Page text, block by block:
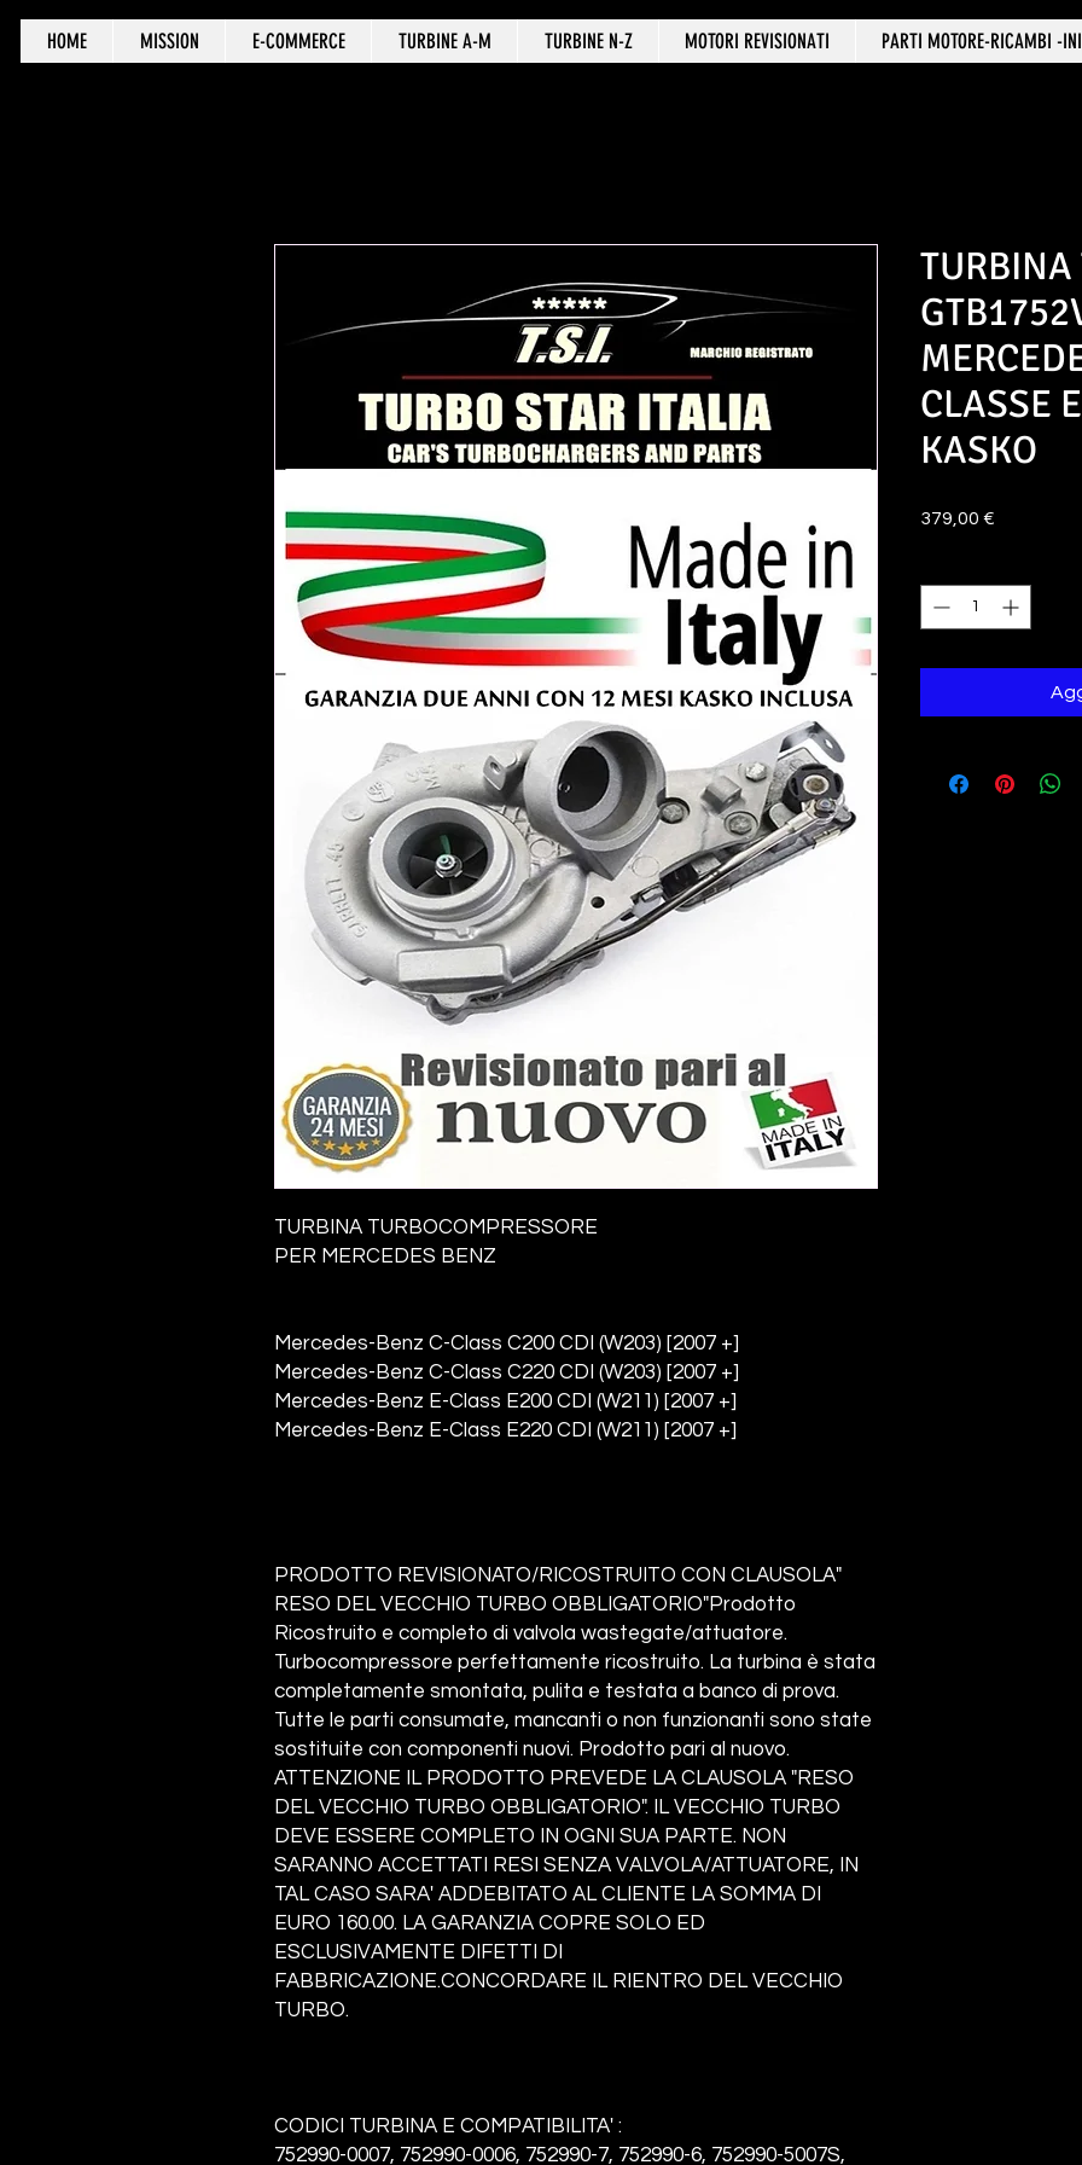
HOME MISSION E-COMMERCE TURBINE A-M TURBINE N-Z MOTORI REVISIONATI PARTI MOTORE-RICAMBI -
TURBINA TURBOCOMPRESSORE
PER MERCEDES BENZ
Mercedes-Benz C-Class C200 CDI (W203) [2007 +]
Mercedes-Benz C-Class C220 CDI (W203) [2007 +]
Mercedes-Benz E-Class E200 CDI (W211) [2007 +]
Mercedes-Benz E-Class E220 CDI (W211) [2007 +]
PRODOTTO REVISIONATO/RICOSTRUITO CON CLAUSOLA"
RESO DEL VECCHIO TURBO OBBLIGATORIO"Prodotto
Ricostruito e completo di valvola wastegate/attuatore.
Turbocompressore perfettamente ricostruito. La turbina è stata
completamente smontata, pulita e testata a banco di prova.
Tutte le parti consumate, mancanti o non funzionanti sono state
sostituite con componenti nuovi. Prodotto pari al nuovo.
ATTENZIONE IL PRODOTTO PREVEDE LA CLAUSOLA "RESO
DEL VECCHIO TURBO OBBLIGATORIO". IL VECCHIO TURBO
DEVE ESSERE COMPLETO IN OGNI SUA PARTE. NON
SARANNO ACCETTATI RESI SENZA VALVOLA/ATTUATORE, IN
TAL CASO SARA' ADDEBITATO AL CLIENTE LA SOMMA DI
EURO 160.00. LA GARANZIA COPRE SOLO ED
ESCLUSIVAMENTE DIFETTI DI
FABBRICAZIONE.CONCORDARE IL RIENTRO DEL VECCHIO
TURBO.
CODICI TURBINA E COMPATIBILITA' :
752990-0007, 752990-0006, 752990-7, 752990-6, 752990-5007S,
TURBINA
CLASSE
KASKO
379,00 €